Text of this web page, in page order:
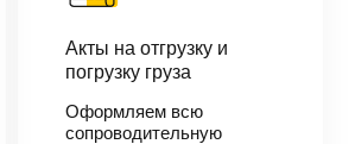
Акты на отгрузку и
погрузку груза
Оформляем всю
сопроводительную